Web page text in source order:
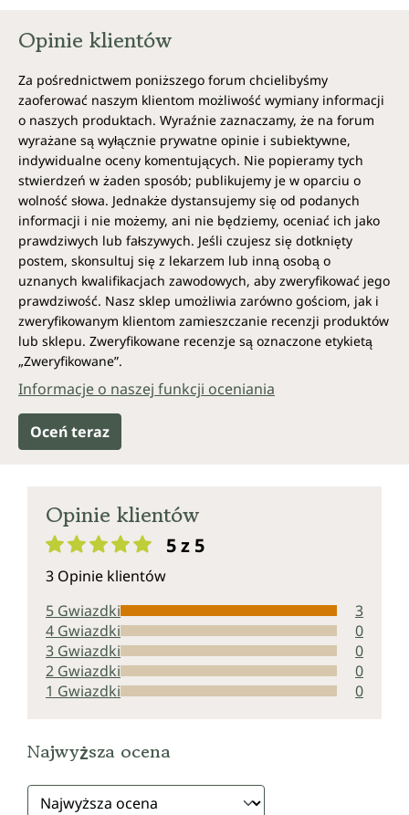
Opinie klientów
Za pośrednictwem poniższego forum chcielibyśmy
zaoferować naszym klientom możliwość wymiany informacji
o naszych produktach. Wyraźnie zaznaczamy, że na forum
wyrażane są wyłącznie prywatne opinie i subiektywne,
indywidualne oceny komentujących. Nie popieramy tych
stwierdzeń w żaden sposób; publikujemy je w oparciu o
wolność słowa. Jednakże dystansujemy się od podanych
informacji i nie możemy, ani nie będziemy, oceniać ich jako
prawdziwych lub fałszywych. Jeśli czujesz się dotknięty
postem, skonsultuj się z lekarzem lub inną osobą o
uznanych kwalifikacjach zawodowych, aby zweryfikować jego
prawdziwość. Nasz sklep umożliwia zarówno gościom, jak i
zweryfikowanym klientom zamieszczanie recenzji produktów
lub sklepu. Zweryfikowane recenzje są oznaczone etykietą
„Zweryfikowane”.
Informacje o naszej funkcji oceniania
Oceń teraz
Opinie klientów
5 z 5
3 Opinie klientów
5 Gwiazdki
3
4 Gwiazdki
0
3 Gwiazdki
0
2 Gwiazdki
0
1 Gwiazdki
0
Najwyższa ocena